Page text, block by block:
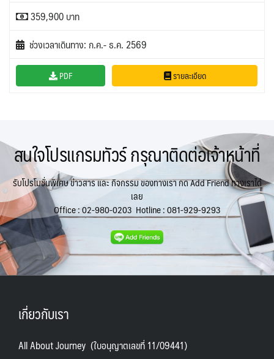
359,900 บาท
ช่วงเวลาเดินทาง: ก.ค.- ธ.ค. 2569
PDF รายละเอียด
สนใจโปรแกรมทัวร์ กรุณาติดต่อเจ้าหน้าที่
รับโปรโมชั่นพิเศษ ข่าวสาร และ กิจกรรม ของทางเรา กด Add Friend ทางเราได้
เลย
Office :02-980-0203 Hotline :081-929-9293
เกี่ยวกับเรา
All About Journey (ใบอนุญาตเลขที่ 11/09441)